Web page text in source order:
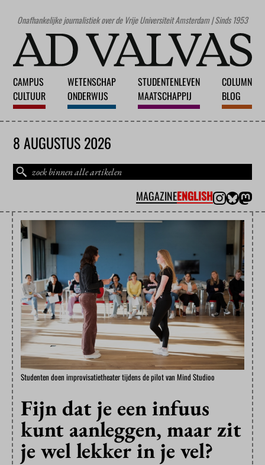
Onafhankelijke journalistiek over de Vrije Universiteit Amsterdam | Sinds 1953
CAMPUS
CULTUUR
WETENSCHAP
ONDERWIJS
STUDENTENLEVEN
MAATSCHAPPIJ
COLUMN
BLOG
8 AUGUSTUS 2026
MAGAZINEENGLISH
Studenten doen improvisatietheater tijdens de pilot van Mind Studioo
Fijn dat je een infuus
kunt aanleggen, maar zit
je wel lekker in je vel?